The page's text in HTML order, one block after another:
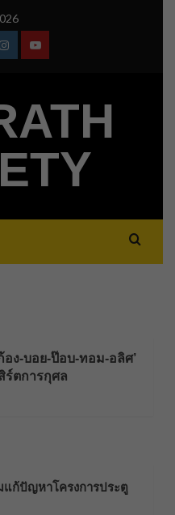
InstagramYoutube
อง-บอย-ป๊อบ-ทอม-อลิศ’
ร์ตการกุศล
ก้ปัญหาโครงการประตู